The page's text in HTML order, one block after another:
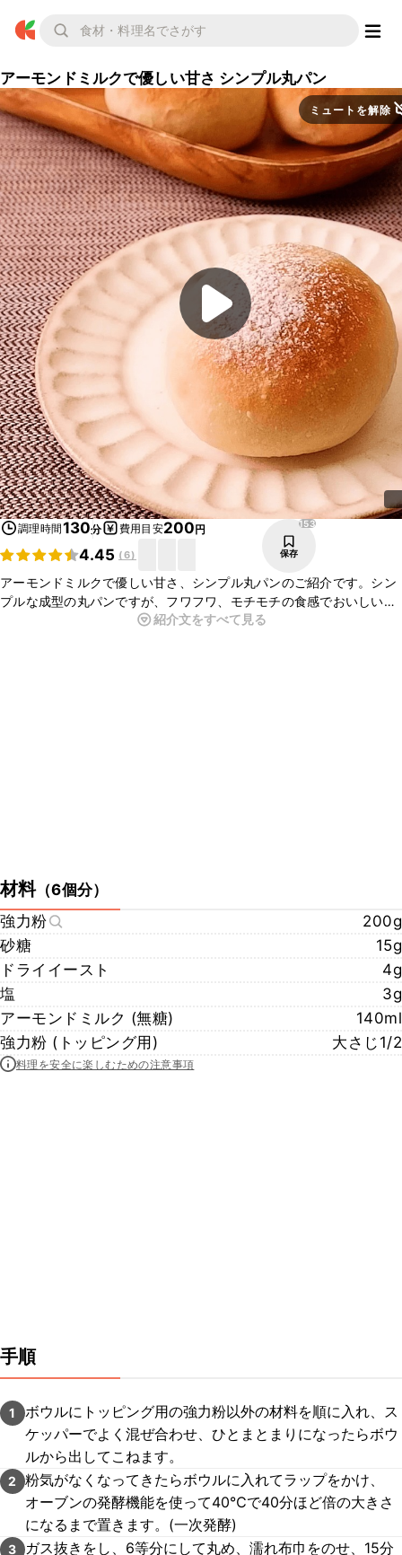
アーモンドミルクで優しい甘さ シンプル丸パン
ミュートを解除
調理時間130分 費用目安200円
4.45 (6)
153
保存
アーモンドミルクで優しい甘さ、シンプル丸パンのご紹介です。シン
プルな成型の丸パンですが、フワフワ、モチモチの食感でおいしいで
すよ。そのまま食べてもチーズや野菜、ハムを挟んてサンドイッチに
紹介文をすべて見る
材料（6個分）
強力粉
200g
砂糖
15g
ドライイースト
4g
塩
3g
アーモンドミルク (無糖)
140ml
強力粉 (トッピング用)
大さじ1/2
料理を安全に楽しむための注意事項
手順
1
ボウルにトッピング用の強力粉以外の材料を順に入れ、ス
ケッパーでよく混ぜ合わせ、ひとまとまりになったらボウ
ルから出してこねます。
2
粉気がなくなってきたらボウルに入れてラップをかけ、
オーブンの発酵機能を使って40℃で40分ほど倍の大きさ
になるまで置きます。(一次発酵)
3
ガス抜きをし、6等分にして丸め、濡れ布巾をのせ、15分